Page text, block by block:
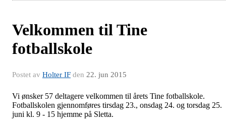
Velkommen til Tine
fotballskole
Postet av Holter IF den 22. jun 2015
Vi ønsker 57 deltagere velkommen til årets Tine fotballskole.
Fotballskolen gjennomføres tirsdag 23., onsdag 24. og torsdag 25.
juni kl. 9 - 15 hjemme på Sletta.